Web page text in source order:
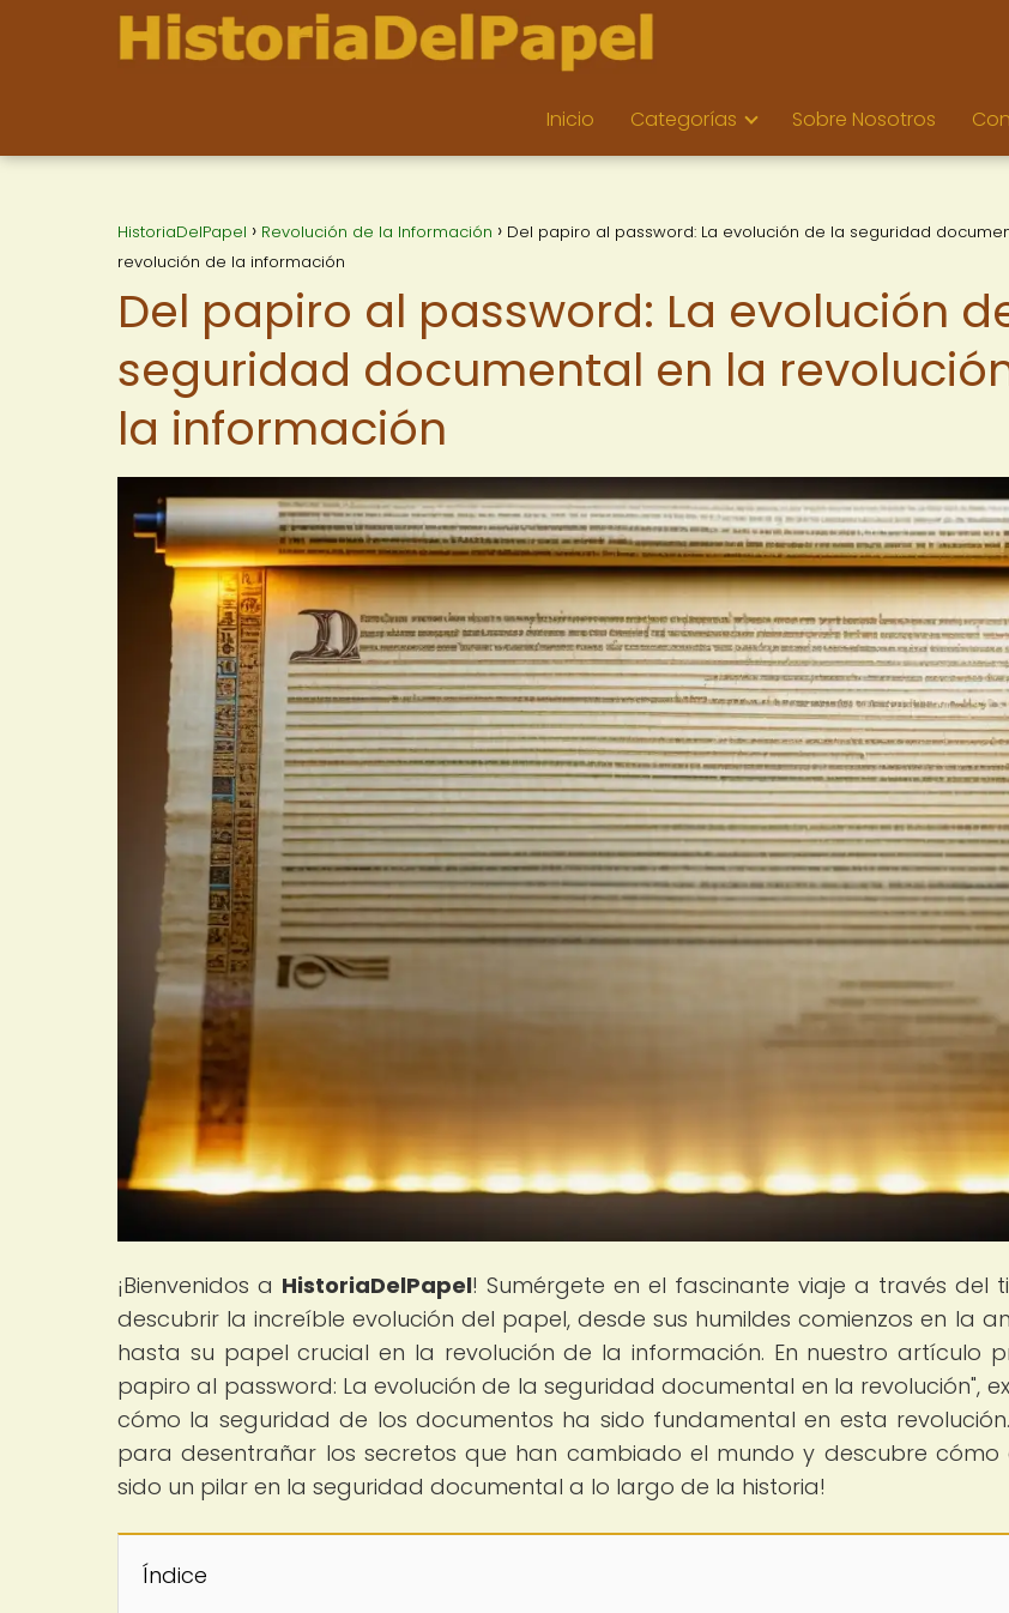
Inicio Categorías Sobre Nosotros
HistoriaDelPapel Revolución de la Información
Del papiro al password: La evolución de la seguridad
revolución de la información
Del papiro al password: La evolución
seguridad documental en la
la información
¡Bienvenidos a HistoriaDelPapel! Sumérgete en el fascinante viaje a través del
descubrir la increíble evolución del papel, desde sus humildes comienzos en la
hasta su papel crucial en la revolución de la información. En nuestro artículo
papiro al password: La evolución de la seguridad documental en la revolución",
cómo la seguridad de los documentos ha sido fundamental en esta
para desentrañar los secretos que han cambiado el mundo y descubre cómo
sido un pilar en la seguridad documental a lo largo de la historia!
Índice